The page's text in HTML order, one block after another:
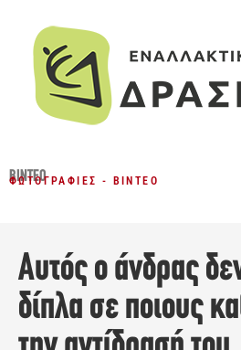
ΒΊΝΤΕΟ
ΦΩΤΟΓΡΑΦΊΕΣ - ΒΊΝΤΕΟ
Αυτός ο άνδρας
δίπλα σε ποιους